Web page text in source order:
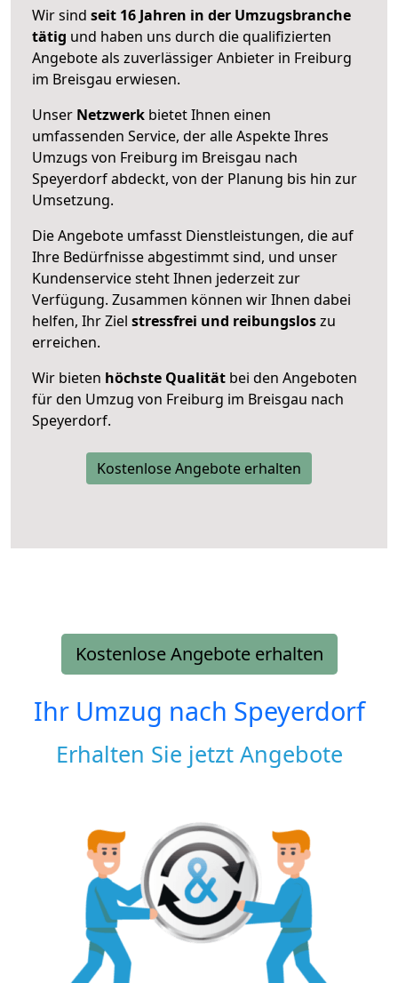
Wir sind seit 16 Jahren in der Umzugsbranche
tätig und haben uns durch die qualifizierten
Angebote als zuverlässiger Anbieter in Freiburg
im Breisgau erwiesen.
Unser Netzwerk bietet Ihnen einen
umfassenden Service, der alle Aspekte Ihres
Umzugs von Freiburg im Breisgau nach
Speyerdorf abdeckt, von der Planung bis hin zur
Umsetzung.
Die Angebote umfasst Dienstleistungen, die auf
Ihre Bedürfnisse abgestimmt sind, und unser
Kundenservice steht Ihnen jederzeit zur
Verfügung. Zusammen können wir Ihnen dabei
helfen, Ihr Ziel stressfrei und reibungsloszu
erreichen.
Wir bieten höchste Qualität bei den Angeboten
für den Umzug von Freiburg im Breisgau nach
Speyerdorf.
Kostenlose Angebote erhalten
Kostenlose Angebote erhalten
Ihr Umzug nach Speyerdorf
Erhalten Sie jetzt Angebote